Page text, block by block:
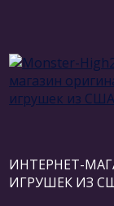
ИНТЕРНЕТ-
ИГРУШЕК ИЗ